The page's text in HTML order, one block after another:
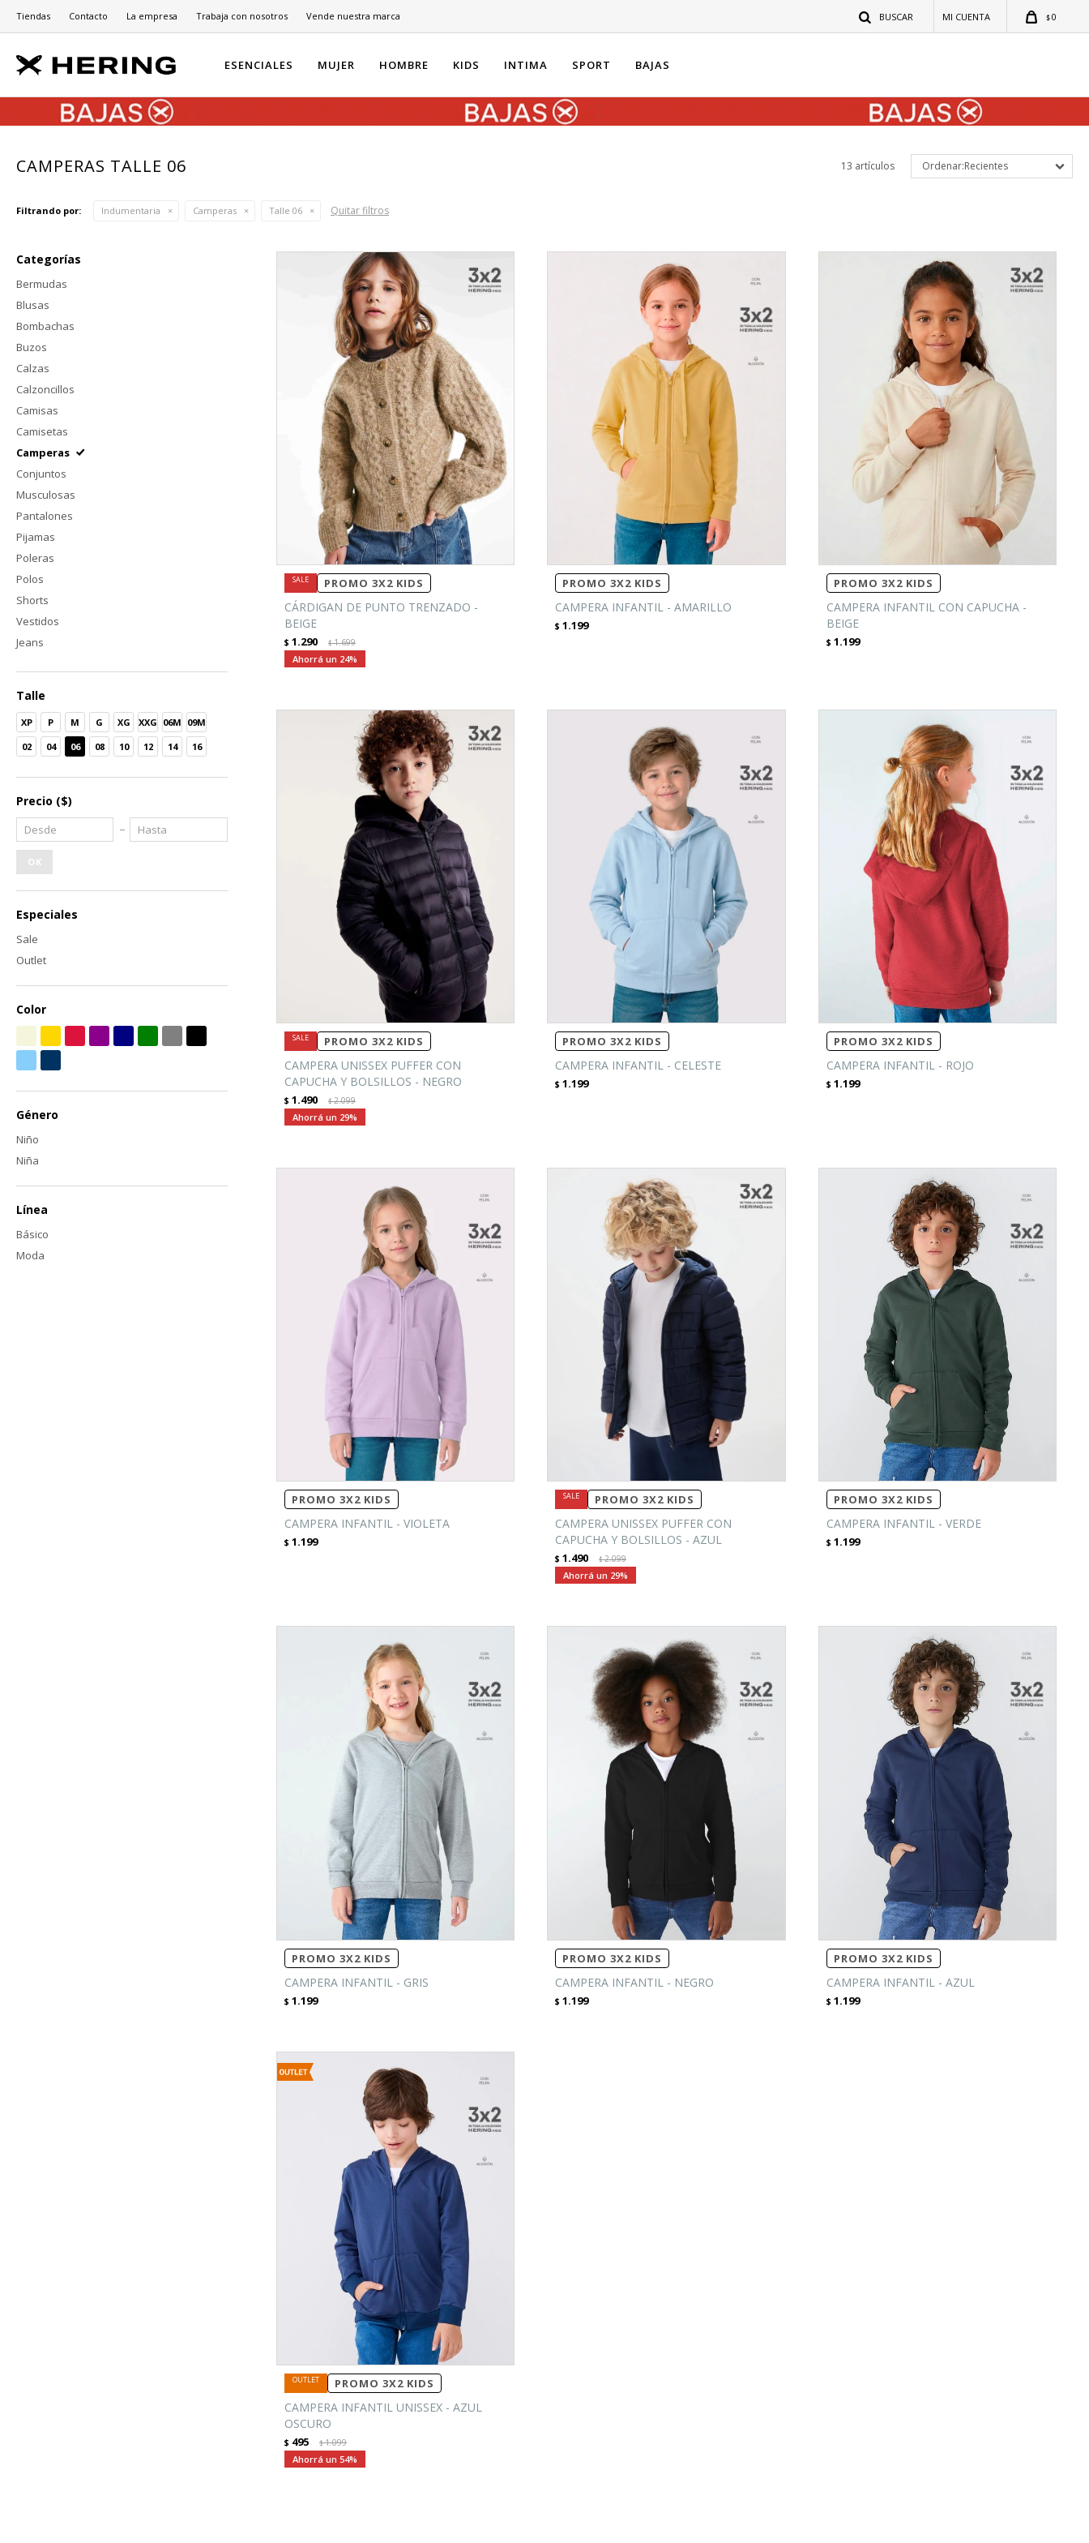
ESENCIALES MUJER HOMBRE KIDS INTIMA SPORT BAJAS
$0
Tiendas Contacto La empresa Trabaja con nosotros Vende nuestra marca
CAMPERAS TALLE 06 13 artículos Recientes
Filtrando por: Indumentaria Camperas Talle 06 Quitar filtros
PROMO 3X2 KIDS
CÁRDIGAN DE PUNTO TRENZADO -
BEIGE
$ 1.290 $1.699
24
PROMO 3X2 KIDS
CAMPERA INFANTIL - AMARILLO
$ 1.199
PROMO 3X2 KIDS
CAMPERA INFANTIL CON CAPUCHA -
BEIGE
$ 1.199
PROMO 3X2 KIDS
CAMPERA UNISSEX PUFFER CON
CAPUCHA Y BOLSILLOS - NEGRO
$ 1.490 $2.099
29
PROMO 3X2 KIDS
CAMPERA INFANTIL - CELESTE
$ 1.199
PROMO 3X2 KIDS
CAMPERA INFANTIL - ROJO
$ 1.199
PROMO 3X2 KIDS
CAMPERA INFANTIL - VIOLETA
$ 1.199
PROMO 3X2 KIDS
CAMPERA UNISSEX PUFFER CON
CAPUCHA Y BOLSILLOS - AZUL
$ 1.490 $2.099
29
PROMO 3X2 KIDS
CAMPERA INFANTIL - VERDE
$ 1.199
PROMO 3X2 KIDS
CAMPERA INFANTIL - GRIS
$ 1.199
PROMO 3X2 KIDS
CAMPERA INFANTIL - NEGRO
$ 1.199
PROMO 3X2 KIDS
CAMPERA INFANTIL - AZUL
$ 1.199
PROMO 3X2 KIDS
CAMPERA INFANTIL UNISSEX - AZUL
OSCURO
$ 495 $1.099
54
Categorías
Bermudas
Blusas
Bombachas
Buzos
Calzas
Calzoncillos
Camisas
Camisetas
Camperas
Conjuntos
Musculosas
Pantalones
Pijamas
Poleras
Polos
Shorts
Vestidos
Jeans
Talle
XP P M G XG XXG 06M 09M
02
04 06 08 10 12 14 16
Precio ($)
OK
Especiales
Sale
Outlet
Color
Género
Niño
Niña
Línea
Básico
Moda